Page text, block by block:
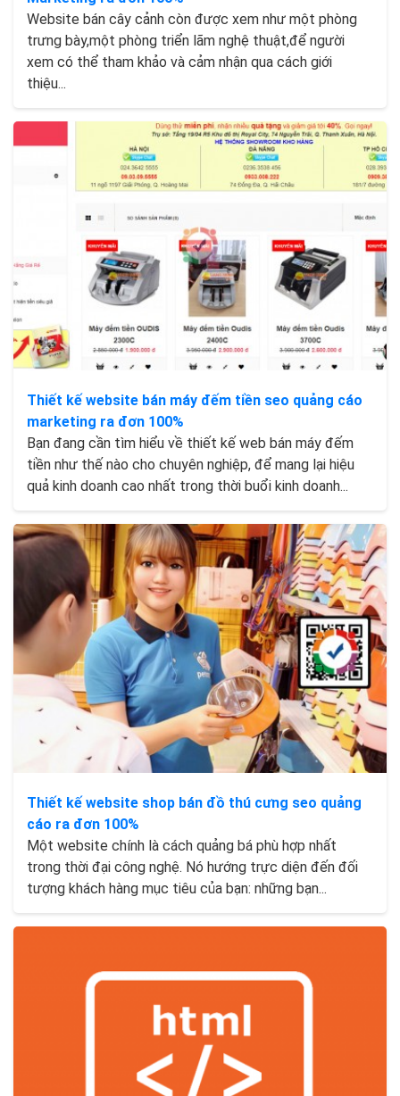
Website bán cây cảnh còn được xem như một phòng
trưng bày,một phòng triển lãm nghệ thuật,để người
xem có thể tham khảo và cảm nhận qua cách giới
thiệu...
Thiết kế website bán máy đếm tiền seo quảng cáo
marketing ra đơn 100%
Bạn đang cần tìm hiểu về thiết kế web bán máy đếm
tiền như thế nào cho chuyên nghiệp, để mang lại hiệu
quả kinh doanh cao nhất trong thời buổi kinh doanh...
Thiết kế website shop bán đồ thú cưng seo quảng
cáo ra đơn 100%
Một website chính là cách quảng bá phù hợp nhất
trong thời đại công nghệ. Nó hướng trực diện đến đối
tượng khách hàng mục tiêu của bạn: những bạn...